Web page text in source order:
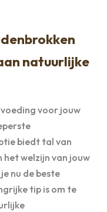
natuurlijke
voor jouw
biedt tal van
welzijn van jouw
nu de beste
tip is om te